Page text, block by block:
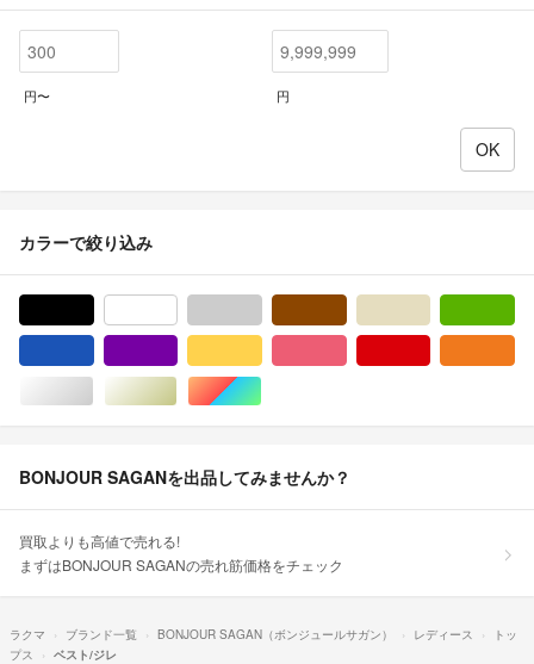
円〜 円
カラーで絞り込み
シルバー/銀色系ゴールド/金色系マルチカラー
BONJOUR SAGANを出品してみませんか？
買取よりも高値で売れる!
まずはBONJOUR SAGANの売れ筋価格をチェック
ラクマ ブランド一覧 BONJOUR SAGAN（ボンジュールサガン） レディース
トッ
プス
ベスト/ジレ